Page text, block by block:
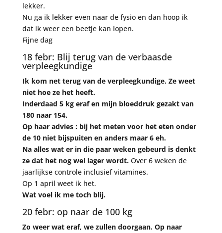
lekker.
Nu ga ik lekker even naar de fysio en dan hoop ik
dat ik weer een beetje kan lopen.
Fijne dag
18 febr: Blij terug van de verbaasde
verpleegkundige
Ik kom net terug van de verpleegkundige. Ze weet
niet hoe ze het heeft.
Inderdaad 5 kg eraf en mijn bloeddruk gezakt van
180 naar 154.
Op haar advies : bij het meten voor het eten onder
de 10 niet bijspuiten en anders maar 6 eh.
Na alles wat er in die paar weken gebeurd is denkt
ze dat het nog wel lager wordt.Over 6 weken de
jaarlijkse controle inclusief vitamines.
Op 1 april weet ik het.
Wat voel ik me toch blij.
20 febr: op naar de 100 kg
Zo weer wat eraf, we zullen doorgaan. Op naar